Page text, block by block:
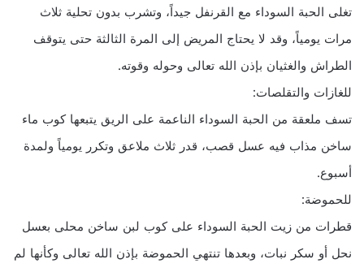
تغلى الحبة السوداء مع القرنفل جيداً، وتشرب بدون تحلية ثلاث
مرات يومياً، وقد لا يحتاج المريض إلى المرة الثالثة حتى يتوقف
الطراش والغثيان بإذن الله تعالى وحوله وقوته.
للغازات والتقلصات:
تسف ملعقة من الحبة السوداء الناعمة على الريق يتبعها كوب ماء
ساخن مذاب فيه عسل قصب، قدر ثلاث ملاعق وتكرر يومياً ولمدة
أسبوع.
للحموضة:
قطرات من زيت الحبة السوداء على كوب لبن ساخن محلى بعسل
نحل أو سكر نبات، وبعدها تنتهي الحموضة بإذن الله تعالى وكأنها لم